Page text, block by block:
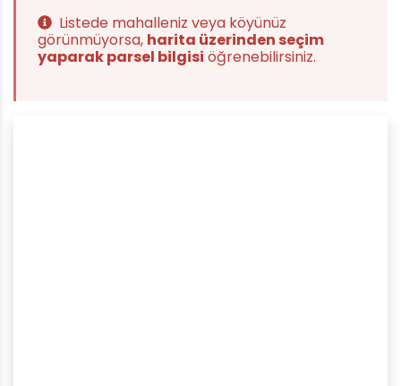
Listede mahalleniz veya köyünüz
görünmüyorsa, harita üzerinden seçim
yaparak parsel bilgisi öğrenebilirsiniz.